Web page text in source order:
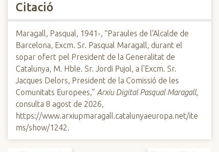
Citació
Maragall, Pasqual, 1941-, “Paraules de l'Alcalde de
Barcelona, Excm. Sr. Pasqual Maragall, durant el
sopar ofert pel President de la Generalitat de
Catalunya, M. Hble. Sr. Jordi Pujol, a l'Excm. Sr.
Jacques Delors, President de la Comissió de les
Comunitats Europees,” Arxiu Digital Pasqual Maragall,
consulta 8 agost de 2026,
https://www.arxiupmaragall.catalunyaeuropa.net/ite
ms/show/1242.